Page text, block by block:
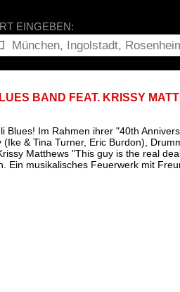
EINGEBEN:
BAND FEAT. KRISSY
Blues! Im Rahmen ihrer "40th
(Ike & Tina Turner, Eric Burdon),
Matthews "This guy is the real
Ein musikalisches Feuerwerk mit